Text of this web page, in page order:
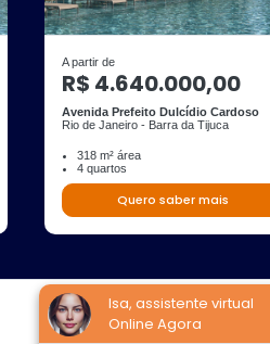
A partir de
R$ 4.640.000,00
Avenida Prefeito Dulcídio Cardoso
Rio de Janeiro - Barra da Tijuca
318 m² área
4 quartos
Quero saber mais
Isa, assistente virtual
Online Agora